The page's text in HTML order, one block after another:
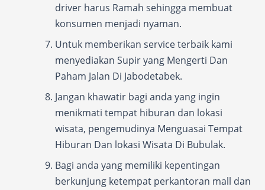
driver harus Ramah sehingga membuat
konsumen menjadi nyaman.
Untuk memberikan service terbaik kami
menyediakan Supir yang Mengerti Dan
Paham Jalan Di Jabodetabek.
Jangan khawatir bagi anda yang ingin
menikmati tempat hiburan dan lokasi
wisata, pengemudinya Menguasai Tempat
Hiburan Dan lokasi Wisata Di Bubulak.
Bagi anda yang memiliki kepentingan
berkunjung ketempat perkantoran mall dan